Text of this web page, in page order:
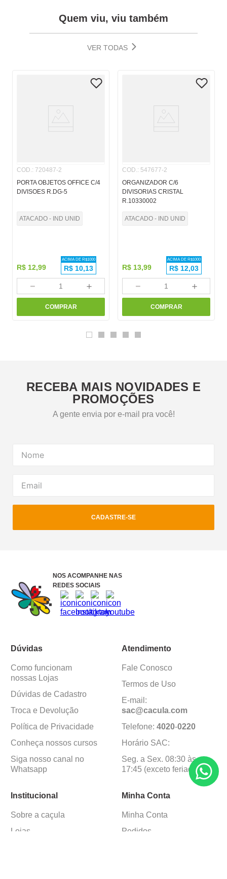
Quem viu, viu também
VER TODAS
COD.: 720487-2
PORTA OBJETOS OFFICE C/4
DIVISOES R.DG-5
ATACADO - IND UNID
R$ 12,99
ACIMA DE R$1000
R$ 10,13
＋
－
COMPRAR
COD.: 547677-2
ORGANIZADOR C/6
DIVISORIAS CRISTAL
R.10330002
ATACADO - IND UNID
R$ 13,99
ACIMA DE R$1000
R$ 12,03
＋
－
COMPRAR
RECEBA MAIS NOVIDADES E
PROMOÇÕES
A gente envia por e-mail pra você!
CADASTRE-SE
NOS ACOMPANHE NAS
REDES SOCIAIS
Dúvidas
Como funcionam
nossas Lojas
Dúvidas de Cadastro
Troca e Devolução
Política de Privacidade
Conheça nossos cursos
Siga nosso canal no
Whatsapp
Atendimento
Fale Conosco
Termos de Uso
E-mail:
sac@cacula.com
Telefone: 4020-0220
Horário SAC:
Seg. a Sex. 08:30 às
17:45 (exceto feriados)
Institucional
Sobre a caçula
Lojas
Minha Conta
Minha Conta
Pedidos